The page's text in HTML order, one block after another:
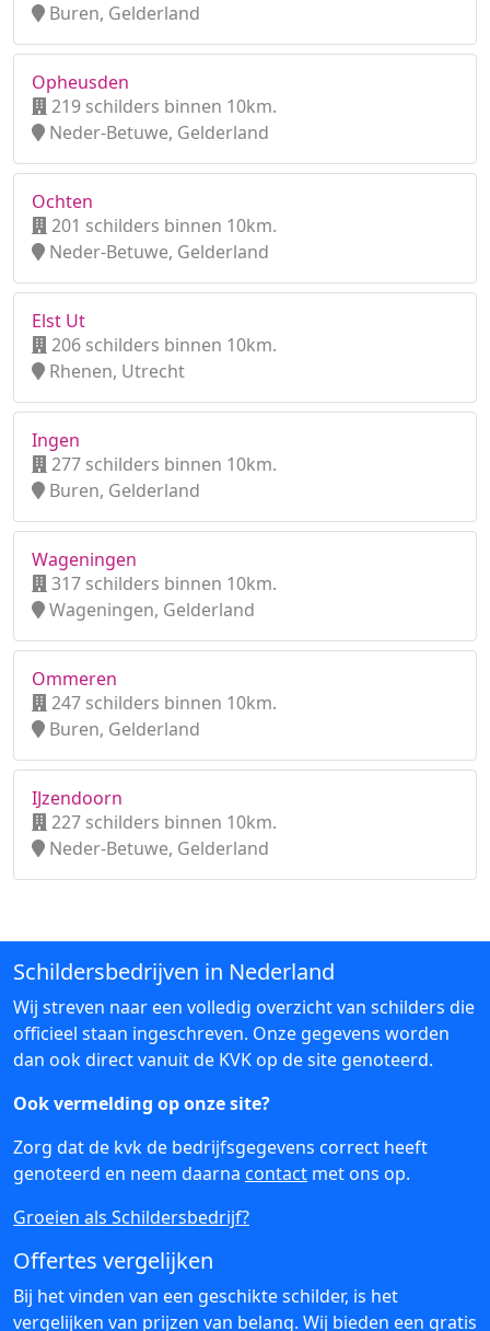
Buren, Gelderland
Opheusden
219 schilders binnen 10km.
Neder-Betuwe, Gelderland
Ochten
201 schilders binnen 10km.
Neder-Betuwe, Gelderland
Elst Ut
206 schilders binnen 10km.
Rhenen, Utrecht
Ingen
277 schilders binnen 10km.
Buren, Gelderland
Wageningen
317 schilders binnen 10km.
Wageningen, Gelderland
Ommeren
247 schilders binnen 10km.
Buren, Gelderland
IJzendoorn
227 schilders binnen 10km.
Neder-Betuwe, Gelderland
Schildersbedrijven in Nederland
Wij streven naar een volledig overzicht van schilders die
officieel staan ingeschreven. Onze gegevens worden
dan ook direct vanuit de KVK op de site genoteerd.
Ook vermelding op onze site?
Zorg dat de kvk de bedrijfsgegevens correct heeft
genoteerd en neem daarna contact met ons op.
Groeien als Schildersbedrijf?
Offertes vergelijken
Bij het vinden van een geschikte schilder, is het
vergelijken van prijzen van belang. Wij bieden een gratis